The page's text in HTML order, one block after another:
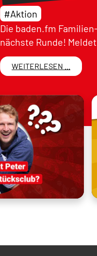
#Aktion
Die baden.fm
nächste Runde!
WEITERLESEN ...